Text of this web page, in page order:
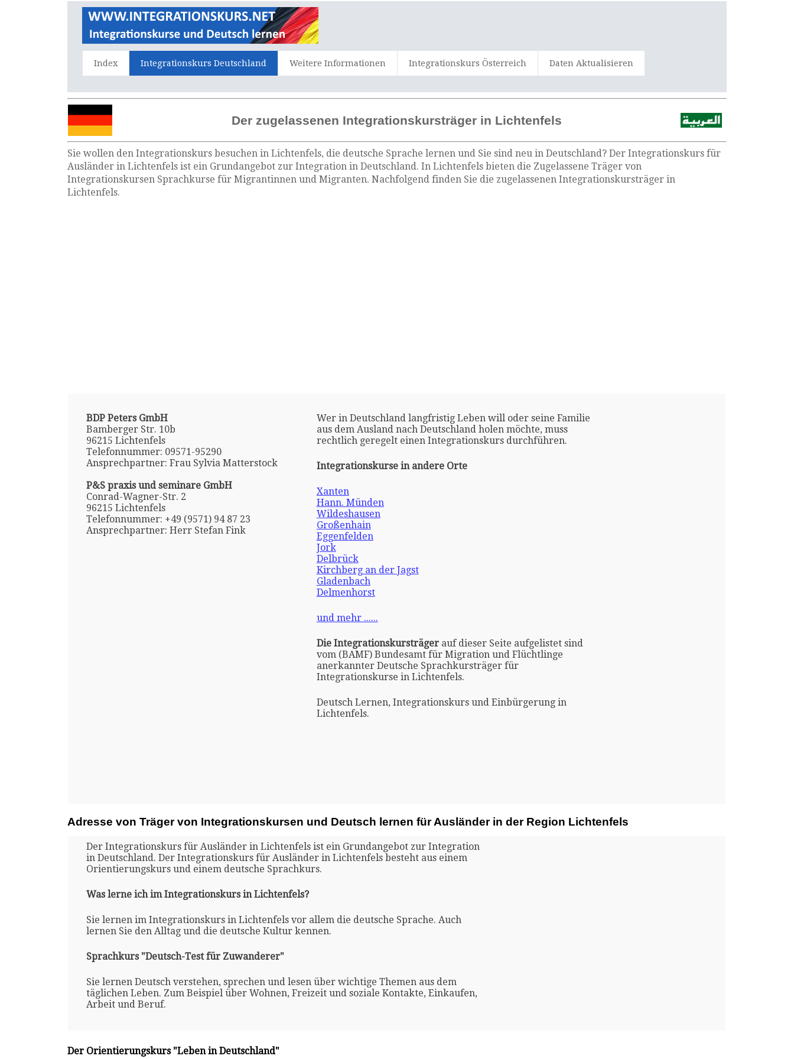
Index Integrationskurs Deutschland Weitere Informationen Integrationskurs Österreich Daten Aktualisieren
Der zugelassenen Integrationskursträger in Lichtenfels
Sie wollen den Integrationskurs besuchen in Lichtenfels, die deutsche Sprache lernen und Sie sind neu in Deutschland? Der Integrationskurs für
Ausländer in Lichtenfels ist ein Grundangebot zur Integration in Deutschland. In Lichtenfels bieten die Zugelassene Träger von
Integrationskursen Sprachkurse für Migrantinnen und Migranten. Nachfolgend finden Sie die zugelassenen Integrationskursträger in
Lichtenfels.
BDP Peters GmbH
Bamberger Str. 10b
96215 Lichtenfels
Telefonnummer: 09571-95290
Ansprechpartner: Frau Sylvia Matterstock
P&S praxis und seminare GmbH
Conrad-Wagner-Str. 2
96215 Lichtenfels
Telefonnummer: +49 (9571) 94 87 23
Ansprechpartner: Herr Stefan Fink
Wer in Deutschland langfristig Leben will oder seine Familie
aus dem Ausland nach Deutschland holen möchte, muss
rechtlich geregelt einen Integrationskurs durchführen.
Integrationskurse in andere Orte
Xanten
Hann. Münden
Wildeshausen
Großenhain
Eggenfelden
Jork
Delbrück
Kirchberg an der Jagst
Gladenbach
Delmenhorst
und mehr ......
Die Integrationskursträgerauf dieser Seite aufgelistet sind
vom (BAMF) Bundesamt für Migration und Flüchtlinge
anerkannter Deutsche Sprachkursträger für
Integrationskurse in Lichtenfels.
Deutsch Lernen, Integrationskurs und Einbürgerung in
Lichtenfels.
Adresse von Träger von Integrationskursen und Deutsch lernen für Ausländer in der Region Lichtenfels
Der Integrationskurs für Ausländer in Lichtenfels ist ein Grundangebot zur Integration
in Deutschland. Der Integrationskurs für Ausländer in Lichtenfels besteht aus einem
Orientierungskurs und einem deutsche Sprachkurs.
Was lerne ich im Integrationskurs in Lichtenfels?
Sie lernen im Integrationskurs in Lichtenfels vor allem die deutsche Sprache. Auch
lernen Sie den Alltag und die deutsche Kultur kennen.
Sprachkurs "Deutsch-Test für Zuwanderer"
Sie lernen Deutsch verstehen, sprechen und lesen über wichtige Themen aus dem
täglichen Leben. Zum Beispiel über Wohnen, Freizeit und soziale Kontakte, Einkaufen,
Arbeit und Beruf.
Der Orientierungskurs "Leben in Deutschland"